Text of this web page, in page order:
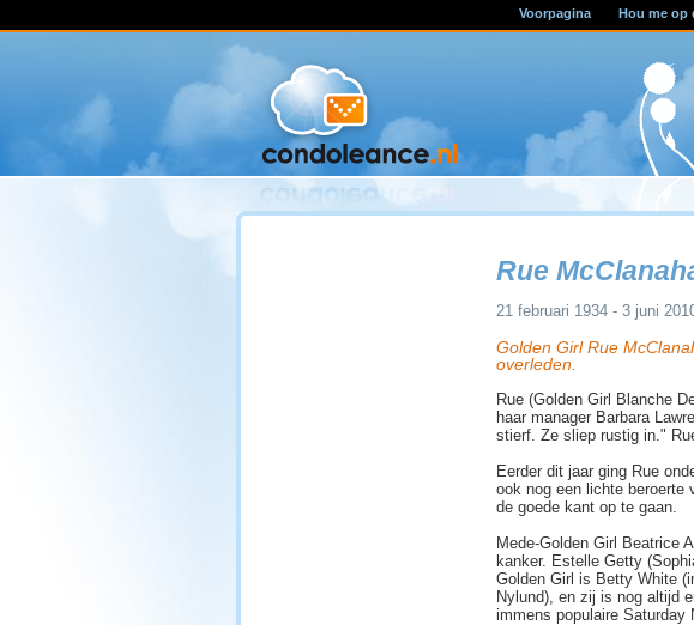
Voorpagina Hou me op
Rue
21 februari 1934 - 3 juni
Golden Girl Rue
overleden.
Rue (Golden Girl Blanche
haar manager Barbara
stierf. Ze sliep rustig in."
Eerder dit jaar ging Rue
ook nog een lichte beroerte
de goede kant op te gaan.
Mede-Golden Girl Beatrice
kanker. Estelle Getty
Golden Girl is Betty White
Nylund), en zij is nog altijd
immens populaire Saturday